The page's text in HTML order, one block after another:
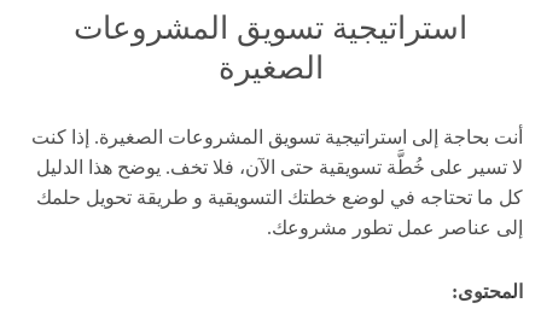
استراتيجية تسويق المشروعات
الصغيرة
أنت بحاجة إلى استراتيجية تسويق المشروعات الصغيرة. إذا كنت
لا تسير على خُطَّة تسويقية حتى الآن، فلا تخف. يوضح هذا الدليل
كل ما تحتاجه في لوضع خطتك التسويقية و طريقة تحويل حلمك
إلى عناصر عمل تطور مشروعك.
المحتوى: